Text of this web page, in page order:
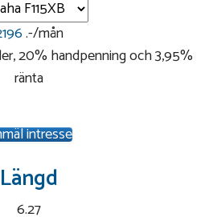
.-/mån
20% handpenning och 3,95%
ränta
intresse
Längd
6.27